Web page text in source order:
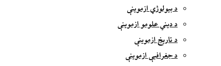
د بیولوژي ازموینې
د دیني علومو ازموینې
د تاریخ ازموینې
د جغرافیې ازموینې